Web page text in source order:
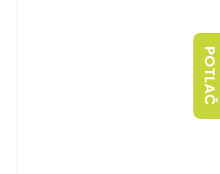
POTLAČ